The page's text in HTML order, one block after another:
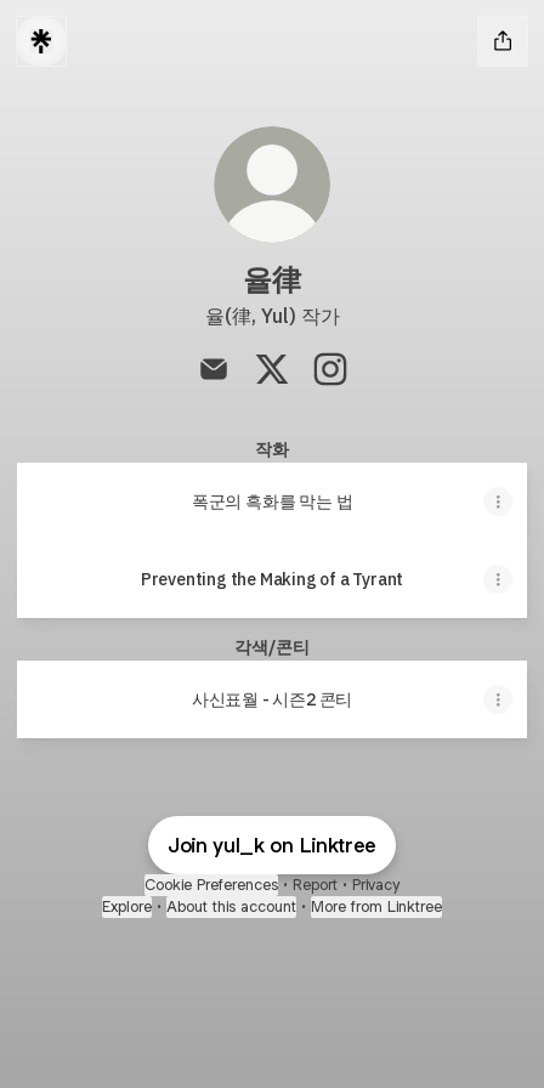
율律
율(律, Yul) 작가
작화
폭군의 흑화를 막는 법
Preventing the Making of a Tyrant
각색/콘티
사신표월 - 시즌2 콘티
Join yul_k on Linktree
Cookie Preferences • Report • Privacy
Explore • About this account • More from Linktree